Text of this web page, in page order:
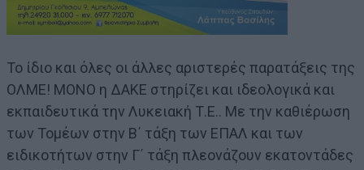
Το ίδιο και όλες οι άλλες αριστερές παρατάξεις της
ΟΛΜΕ! ΜΟΝΟ η ΔΑΚΕ στηρίζει και ιδεολογικά και
εκπαιδευτικά την Λυκειακή Τ.Ε.. Με την καθιέρωση
των Τομέων στην Β΄ τάξη των ΕΠΑΛ και των
ειδικοτήτων στην Γ΄ τάξη πλεονάζουν εκατοντάδες